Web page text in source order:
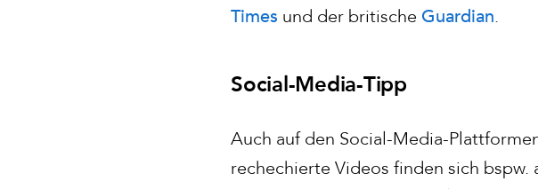
Times und der britische Guardian.
Social-Media-Tipp
Auch auf den Social-Media-
rechechierte Videos finden sich bspw.